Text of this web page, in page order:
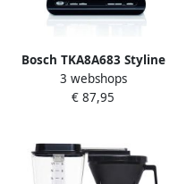
Bosch TKA8A683 Styline
Koffiezetapparaat +
Thermoskan RVS Zwart
3 webshops
€ 87,95